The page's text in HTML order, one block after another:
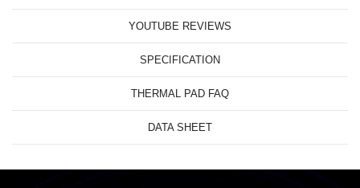
YOUTUBE REVIEWS
SPECIFICATION
THERMAL PAD FAQ
DATA SHEET